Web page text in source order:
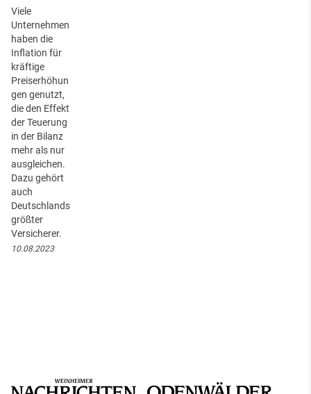
Viele
Unternehmen
haben die
Inflation für
kräftige
Preiserhöhun
gen genutzt,
die den Effekt
der Teuerung
in der Bilanz
mehr als nur
ausgleichen.
Dazu gehört
auch
Deutschlands
größter
Versicherer.
10.08.2023